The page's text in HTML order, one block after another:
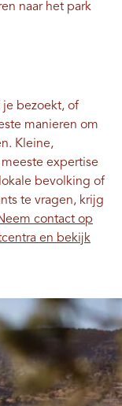
naar het park
bezoekt, of
manieren om
Kleine,
expertise
bevolking of
te vragen, krijg
contact op
en bekijk